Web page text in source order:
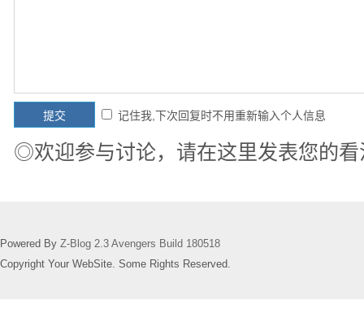
记住我,下次回复时不用重新输入个人信息
◎欢迎参与讨论，请在这里发表您的
Powered By Z-Blog 2.3 Avengers Build 180518
Copyright Your WebSite. Some Rights Reserved.